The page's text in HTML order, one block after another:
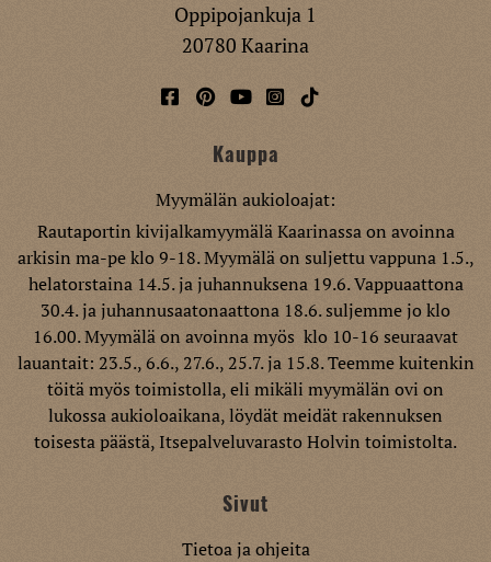
Oppipojankuja 1
20780 Kaarina
Kauppa
Myymälän aukioloajat:
Rautaportin kivijalkamyymälä Kaarinassa on avoinna
arkisin ma-pe klo 9-18. Myymälä on suljettu vappuna 1.5.,
helatorstaina 14.5. ja juhannuksena 19.6. Vappuaattona
30.4. ja juhannusaatonaattona 18.6. suljemme jo klo
16.00. Myymälä on avoinna myös klo 10-16 seuraavat
lauantait: 23.5., 6.6., 27.6., 25.7. ja 15.8. Teemme kuitenkin
töitä myös toimistolla, eli mikäli myymälän ovi on
lukossa aukioloaikana, löydät meidät rakennuksen
toisesta päästä, Itsepalveluvarasto Holvin toimistolta.
Sivut
Tietoa ja ohjeita